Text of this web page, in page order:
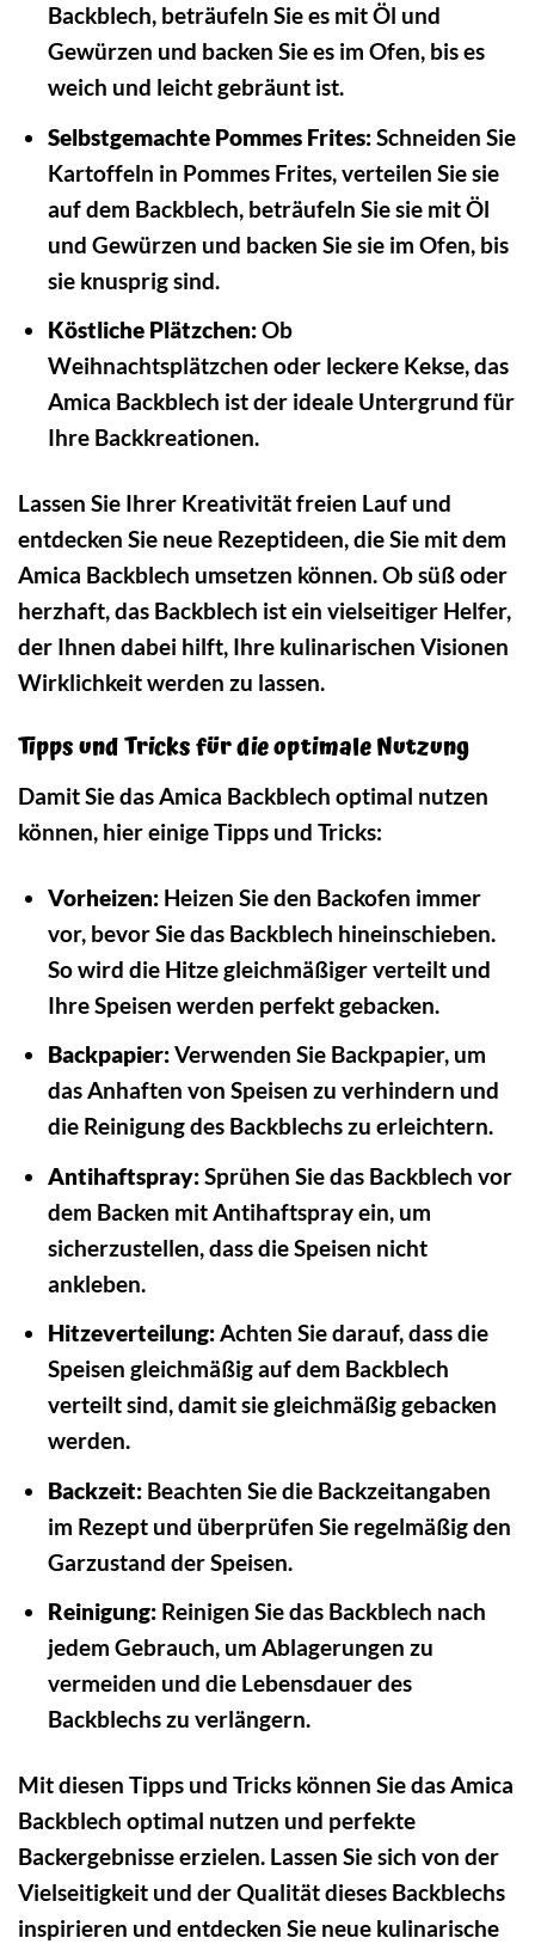
Backblech, beträufeln Sie es mit Öl und
Gewürzen und backen Sie es im Ofen, bis es
weich und leicht gebräunt ist.
Selbstgemachte Pommes Frites:Schneiden Sie
Kartoffeln in Pommes Frites, verteilen Sie sie
auf dem Backblech, beträufeln Sie sie mit Öl
und Gewürzen und backen Sie sie im Ofen, bis
sie knusprig sind.
Köstliche Plätzchen:Ob
Weihnachtsplätzchen oder leckere Kekse, das
Amica Backblech ist der ideale Untergrund für
Ihre Backkreationen.
Lassen Sie Ihrer Kreativität freien Lauf und
entdecken Sie neue Rezeptideen, die Sie mit dem
Amica Backblech umsetzen können. Ob süß oder
herzhaft, das Backblech ist ein vielseitiger Helfer,
der Ihnen dabei hilft, Ihre kulinarischen Visionen
Wirklichkeit werden zu lassen.
Tipps und Tricks für die optimale Nutzung
Damit Sie das Amica Backblech optimal nutzen
können, hier einige Tipps und Tricks:
Vorheizen:Heizen Sie den Backofen immer
vor, bevor Sie das Backblech hineinschieben.
So wird die Hitze gleichmäßiger verteilt und
Ihre Speisen werden perfekt gebacken.
Backpapier:Verwenden Sie Backpapier, um
das Anhaften von Speisen zu verhindern und
die Reinigung des Backblechs zu erleichtern.
Antihaftspray:Sprühen Sie das Backblech vor
dem Backen mit Antihaftspray ein, um
sicherzustellen, dass die Speisen nicht
ankleben.
Hitzeverteilung:Achten Sie darauf, dass die
Speisen gleichmäßig auf dem Backblech
verteilt sind, damit sie gleichmäßig gebacken
werden.
Backzeit:Beachten Sie die Backzeitangaben
im Rezept und überprüfen Sie regelmäßig den
Garzustand der Speisen.
Reinigung:Reinigen Sie das Backblech nach
jedem Gebrauch, um Ablagerungen zu
vermeiden und die Lebensdauer des
Backblechs zu verlängern.
Mit diesen Tipps und Tricks können Sie das Amica
Backblech optimal nutzen und perfekte
Backergebnisse erzielen. Lassen Sie sich von der
Vielseitigkeit und der Qualität dieses Backblechs
inspirieren und entdecken Sie neue kulinarische